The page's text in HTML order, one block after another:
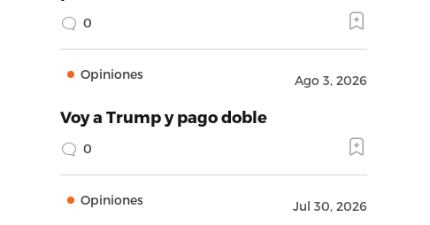
0
Opiniones Ago 3, 2026
Voy a Trump y pago doble
0
Opiniones Jul 30, 2026